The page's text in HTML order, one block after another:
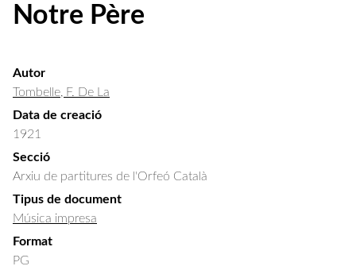
Notre Père
Autor
Tombelle, F. De La
Data de creació
1921
Secció
Arxiu de partitures de l'Orfeó Català
Tipus de document
Música impresa
Format
PG